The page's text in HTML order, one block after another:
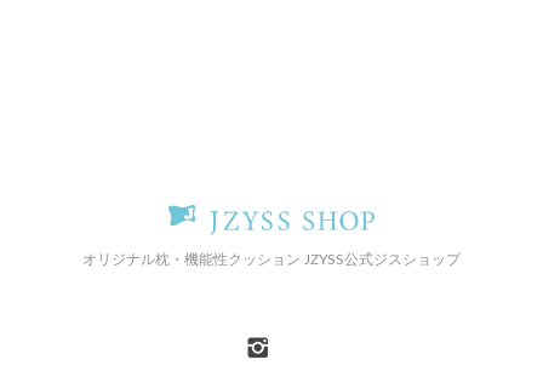
オリジナル枕・機能性クッション JZYSS公式ジスショップ